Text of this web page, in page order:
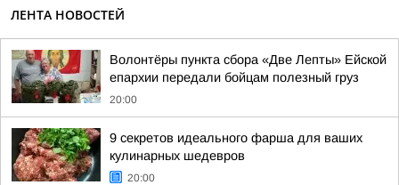
ЛЕНТА НОВОСТЕЙ
Волонтёры пункта сбора «Две Лепты» Ейской
епархии передали бойцам полезный груз
20:00
9 секретов идеального фарша для ваших
кулинарных шедевров
20:00